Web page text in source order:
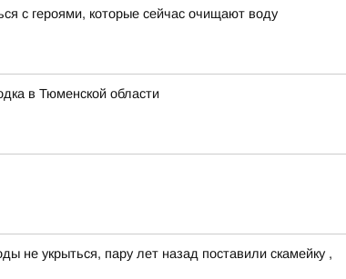
с героями, которые сейчас очищают воду
в Тюменской области
не укрыться, пару лет назад поставили скамейку ,